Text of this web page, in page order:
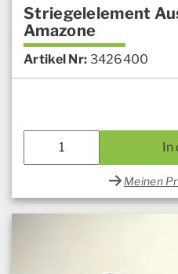
Striegelelement
Amazone
Artikel Nr: 3426400
In
Meinen